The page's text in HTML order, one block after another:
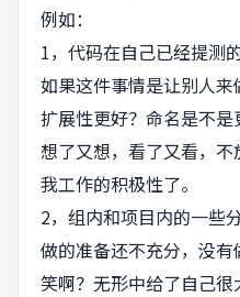
例如：
1，代码在自己已经提测
如果这件事情是让别人
扩展性更好？命名是不
想了又想，看了又看，
我工作的积极性了。
2，组内和项目内的一些
做的准备还不充分，没
笑啊？无形中给了自己